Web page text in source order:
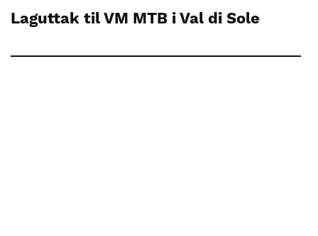
Laguttak til VM MTB i Val di Sole